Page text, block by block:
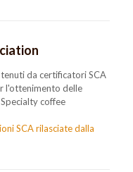
da certificatori SCA
l'ottenimento delle
coffee
SCA rilasciate dalla